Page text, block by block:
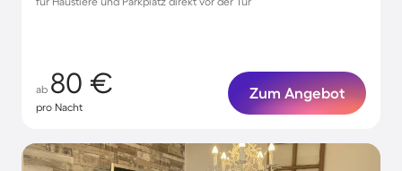
ab 80 €
pro Nacht
Zum Angebot